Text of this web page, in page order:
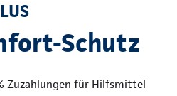
Schutz
Zuzahlungen für Hilfsmittel